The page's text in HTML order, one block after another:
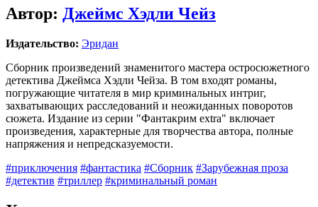
Автор: Джеймс Хэдли Чейз
Издательство: Эридан
Сборник произведений знаменитого мастера остросюжетного
детектива Джеймса Хэдли Чейза. В том входят романы,
погружающие читателя в мир криминальных интриг,
захватывающих расследований и неожиданных поворотов
сюжета. Издание из серии "Фантакрим extra" включает
произведения, характерные для творчества автора, полные
напряжения и непредсказуемости.
#приключения #фантастика #Сборник #Зарубежная проза
#детектив #триллер #криминальный роман